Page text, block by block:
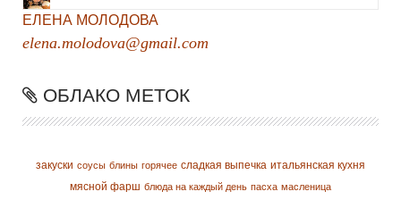
ЕЛЕНА МОЛОДОВА
elena.molodova@gmail.com
ОБЛАКО МЕТОК
закуски соусы блины горячее сладкая выпечка итальянская кухня
мясной фарш блюда на каждый день пасха масленица